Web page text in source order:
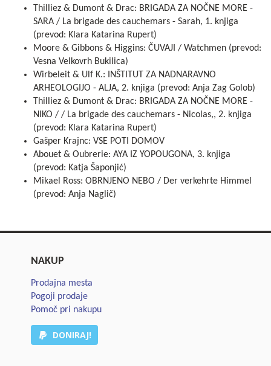
Thilliez & Dumont & Drac: BRIGADA ZA NOČNE MORE -
SARA / La brigade des cauchemars - Sarah, 1. knjiga
(prevod: Klara Katarina Rupert)
Moore & Gibbons & Higgins: ČUVAJI / Watchmen (prevod:
Vesna Velkovrh Bukilica)
Wirbeleit & Ulf K.: INŠTITUT ZA NADNARAVNO
ARHEOLOGIJO - ALJA, 2. knjiga (prevod: Anja Zag Golob)
Thilliez & Dumont & Drac: BRIGADA ZA NOČNE MORE -
NIKO / / La brigade des cauchemars - Nicolas,, 2. knjiga
(prevod: Klara Katarina Rupert)
Gašper Krajnc: VSE POTI DOMOV
Abouet & Oubrerie: AYA IZ YOPOUGONA, 3. knjiga
(prevod: Katja Šaponjić)
Mikael Ross: OBRNJENO NEBO / Der verkehrte Himmel
(prevod: Anja Naglič)
NAKUP
Prodajna mesta
Pogoji prodaje
Pomoč pri nakupu
DONIRAJ!